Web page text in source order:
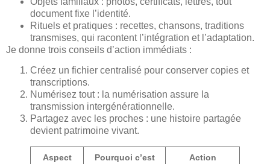
document fixe l’identité.
Rituels et pratiques : recettes, chansons, traditions
transmises, qui racontent l’intégration et l’adaptation.
Je donne trois conseils d’action immédiats :
Créez un fichier centralisé pour conserver copies et
transcriptions.
Numérisez tout : la numérisation assure la
transmission intergénérationnelle.
Partagez avec les proches : une histoire partagée
devient patrimoine vivant.
Aspect
Pourquoi c’est
Action